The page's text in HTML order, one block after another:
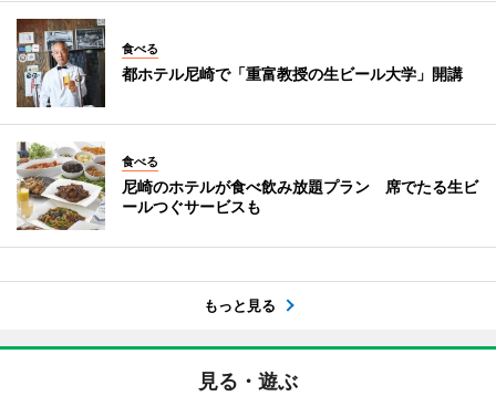
食べる
都ホテル尼崎で「重富教授の生ビール大学」開講
食べる
尼崎のホテルが食べ飲み放題プラン 席でたる生ビ
ールつぐサービスも
もっと見る
見る・遊ぶ